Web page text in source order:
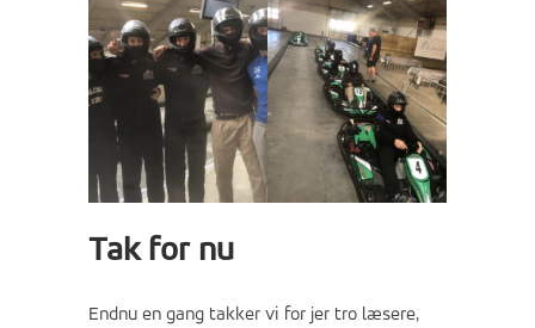
Tak for nu
Endnu en gang takker vi for jer tro læsere,